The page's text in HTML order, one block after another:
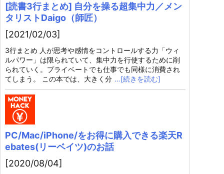
[読書3行まとめ] 自分を操る超集中力／メン
タリストDaigo（師匠）
[2021/02/03]
3行まとめ 人が思考や感情をコントロールする力「ウィ
ルパワー」は限られていて、集中力を行使するために削
られていく。プライベートでも仕事でも同様に消費され
てしまう。 この本では、大きく分 …[続きを読む]
PC/Mac/iPhone/をお得に購入できる楽天R
ebates(リーベイツ)のお話
[2020/08/04]